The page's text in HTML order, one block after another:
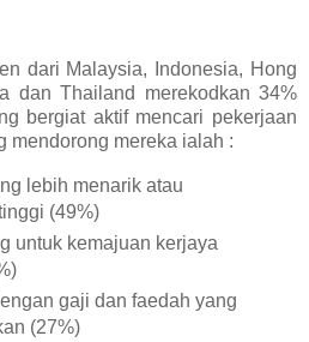
dari Malaysia, Indonesia, Hong
dan Thailand merekodkan 34%
bergiat aktif mencari pekerjaan
mendorong mereka ialah :
lebih menarik atau
(49%)
untuk kemajuan kerjaya
gaji dan faedah yang
(27%)